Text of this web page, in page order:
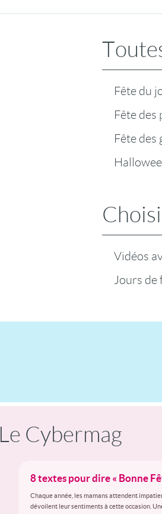
Fête du
Fête des
Fête des
Vidéos
Jours
Le Cybermag
8 textes pour dire « Bonne
Chaque année, les mamans attendent
dévoilent leur sentiments à cette occasion.